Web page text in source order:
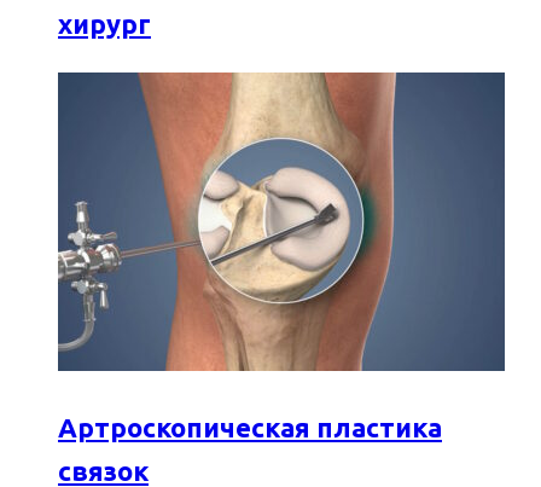
хирург
Артроскопическая пластика
связок